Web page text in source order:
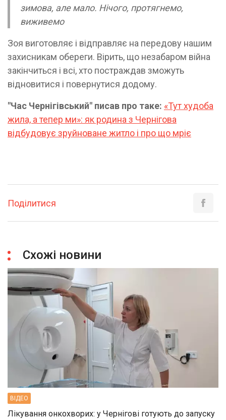
зимова, але мало. Нічого, протягнемо,
виживемо
Зоя виготовляє і відправляє на передову нашим
захисникам обереги. Вірить, що незабаром війна
закінчиться і всі, хто постраждав зможуть
відновитися і повернутися додому.
"Час Чернігівський" писав про таке: «Тут худоба
жила, а тепер ми»: як родина з Чернігова
відбудовує зруйноване житло і про що мріє
Поділитися
Схожі новини
ВIДЕО
Лікування онкохворих: у Чернігові готують до запуску